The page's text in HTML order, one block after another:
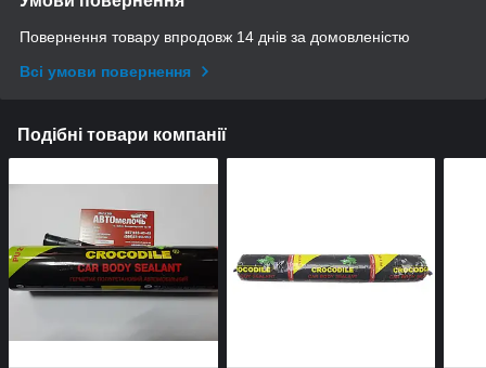
Повернення товару впродовж 14 днів за домовленістю
Всі умови повернення
Подібні товари компанії